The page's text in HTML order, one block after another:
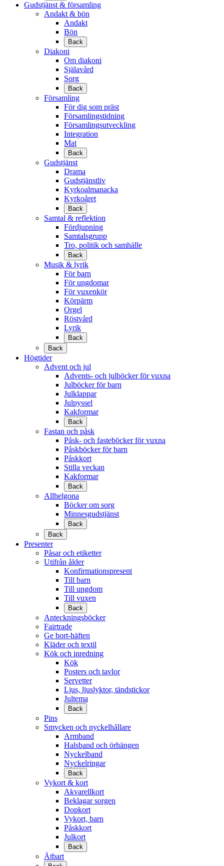
Gudstjänst & församling
Andakt & bön
Andakt
Bön
Back
Diakoni
Om diakoni
Själavård
Sorg
Back
Församling
För dig som präst
Församlingstidning
Församlingsutveckling
Integration
Mat
Back
Gudstjänst
Drama
Gudstjänstliv
Kyrkoalmanacka
Kyrkoåret
Back
Samtal & reflektion
Fördjupning
Samtalsgrupp
Tro, politik och samhälle
Back
Musik & lyrik
För barn
För ungdomar
För vuxenkör
Körpärm
Orgel
Röstvård
Lyrik
Back
Back
Högtider
Advent och jul
Advents- och julböcker för vuxna
Julböcker för barn
Julklappar
Julpyssel
Kakformar
Back
Fastan och påsk
Påsk- och fasteböcker för vuxna
Påskböcker för barn
Påskkort
Stilla veckan
Kakformar
Back
Allhelgona
Böcker om sorg
Minnesgudstjänst
Back
Back
Presenter
Påsar och etiketter
Utifrån ålder
Konfirmationspresent
Till barn
Till ungdom
Till vuxen
Back
Anteckningsböcker
Fairtrade
Ge bort-häften
Kläder och textil
Kök och inredning
Kök
Posters och tavlor
Servetter
Ljus, ljuslyktor, tändstickor
Jultema
Back
Pins
Smycken och nyckelhållare
Armband
Halsband och örhängen
Nyckelband
Nyckelringar
Back
Vykort & kort
Akvarellkort
Beklagar sorgen
Dopkort
Vykort, barn
Påskkort
Julkort
Back
Ätbart